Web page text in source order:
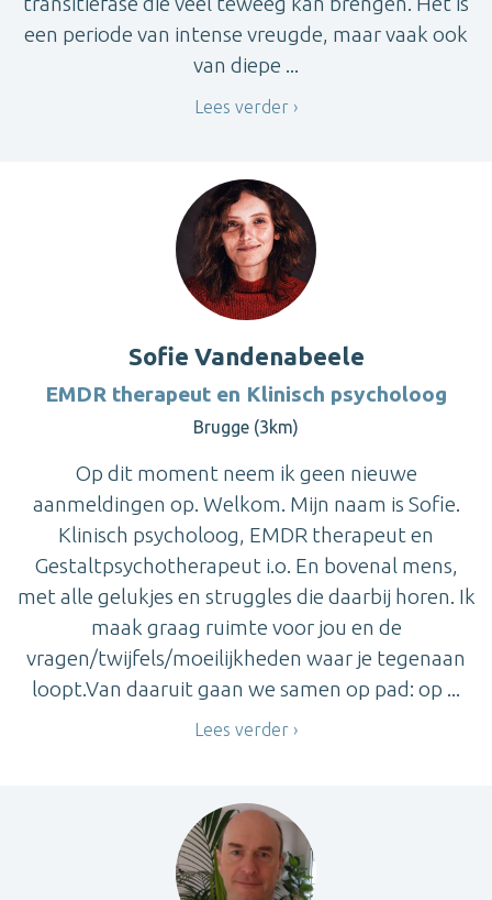
een periode van intense vreugde, maar vaak ook
van diepe ...
Lees verder
Sofie Vandenabeele
EMDR therapeut en Klinisch psycholoog
Brugge (3km)
Op dit moment neem ik geen nieuwe
aanmeldingen op. Welkom. Mijn naam is Sofie.
Klinisch psycholoog, EMDR therapeut en
Gestaltpsychotherapeut i.o. En bovenal mens,
met alle gelukjes en struggles die daarbij horen. Ik
maak graag ruimte voor jou en de
vragen/twijfels/moeilijkheden waar je tegenaan
loopt.Van daaruit gaan we samen op pad: op ...
Lees verder